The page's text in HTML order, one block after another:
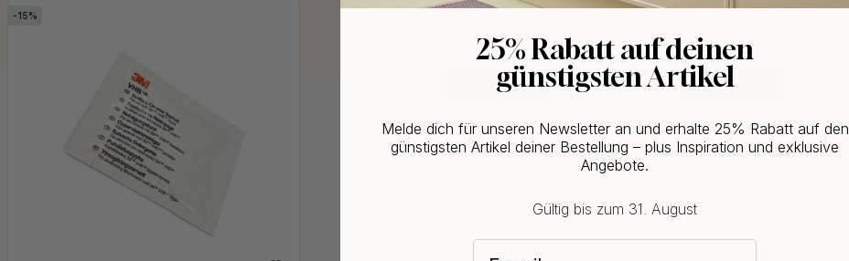
15
CHANGE COUNTRY
25% Rabatt auf deinen
günstigsten Artikel
Melde dich für unseren Newsletter an und erhalte 25% Rabatt auf den
günstigsten Artikel deiner Bestellung – plus Inspiration und exklusive
Angebote.
Gültig bis zum 31. August
E-mail